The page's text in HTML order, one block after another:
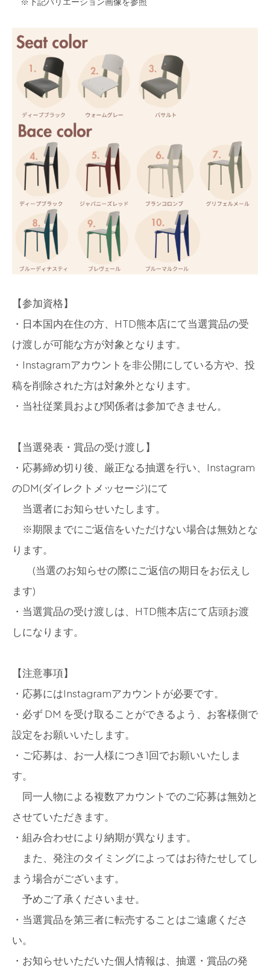
【参加資格】
・日本国内在住の方、HTD熊本店にて当選賞品の受
け渡しが可能な方が対象となります。
・Instagramアカウントを非公開にしている方や、投
稿を削除された方は対象外となります。
・当社従業員および関係者は参加できません。
【当選発表・賞品の受け渡し】
・応募締め切り後、厳正なる抽選を行い、Instagram
のDM(ダイレクトメッセージ)にて
当選者にお知らせいたします。
※期限までにご返信をいただけない場合は無効とな
ります。
(当選のお知らせの際にご返信の期日をお伝えし
ます)
・当選賞品の受け渡しは、HTD熊本店にて店頭お渡
しになります。
【注意事項】
・応募にはInstagramアカウントが必要です。
・必ず DM を受け取ることができるよう、お客様側で
設定をお願いいたします。
・ご応募は、お一人様につき1回でお願いいたしま
す。
同一人物による複数アカウントでのご応募は無効と
させていただきます。
・組み合わせにより納期が異なります。
また、発注のタイミングによってはお待たせしてし
まう場合がございます。
予めご了承くださいませ。
・当選賞品を第三者に転売することはご遠慮くださ
い。
・お知らせいただいた個人情報は、抽選・賞品の発